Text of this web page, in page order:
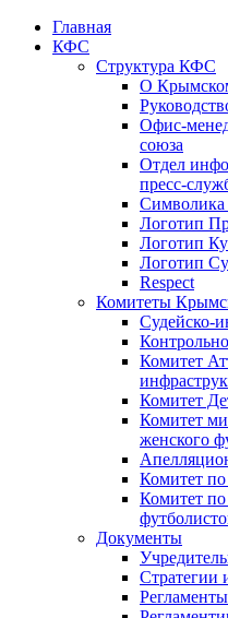
Главная
КФС
Структура КФС
О
Офис-
союза
Отдел
пресс-
Символика
Логотип
Логотип
Логотип
Respect
Комитеты
Судейско-
Комитет
Комитет
Комитет
женского
Комитет
Комитет по
Документы
Стратегии